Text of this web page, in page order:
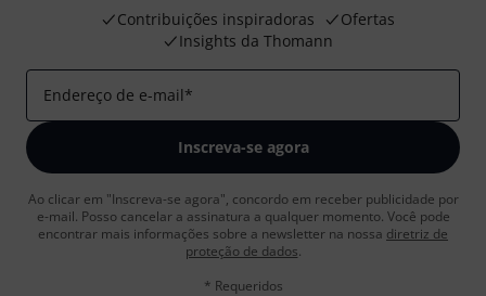
Contribuições inspiradoras
Ofertas
Insights da Thomann
Endereço de e-mail*
Inscreva-se agora
Ao clicar em "Inscreva-se agora", concordo em receber publicidade por
e-mail. Posso cancelar a assinatura a qualquer momento. Você pode
encontrar mais informações sobre a newsletter na nossa diretriz de
proteção de dados.
* Requeridos